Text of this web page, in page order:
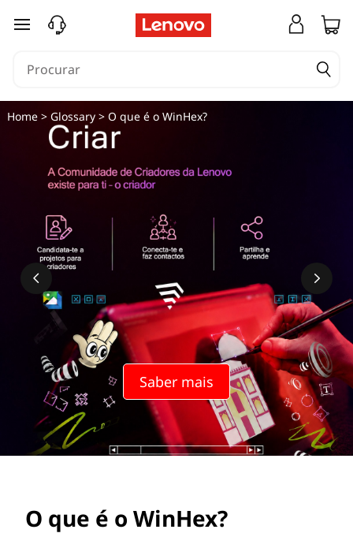
O
e
saltar para o conteúdo principal
Saber mais
Home> Glossary> O que é o WinHex?
O que é o WinHex?